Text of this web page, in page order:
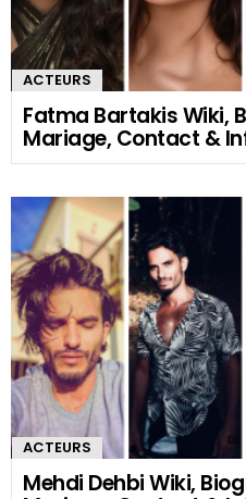
ACTEURS
Fatma Bartakis Wiki,
Mariage, Contact &
ACTEURS
Mehdi Dehbi Wiki,